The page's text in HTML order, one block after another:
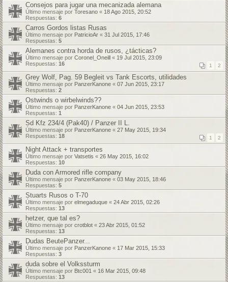
Consejos para jugar una mecanizada alemana
Último mensaje por Toresano « 18 Ago 2015, 20:52
Respuestas: 6
Carros Gordos listas Rusas
Último mensaje por PatricioAr « 31 Jul 2015, 17:46
Respuestas: 5
Alemanes contra horda de rusos, ¿tácticas?
Último mensaje por Coronel_Oneill « 19 Jul 2015, 23:09
Respuestas: 16 1 2
Grey Wolf, Pag. 59 Begleit vs Tank Escorts, utilidades
Último mensaje por PanzerKanone « 07 Jun 2015, 23:17
Respuestas: 2
Ostwinds o wirbelwinds??
Último mensaje por PanzerKanone « 04 Jun 2015, 23:53
Respuestas: 1
Sd Kfz 234/4 (Pak40) / Panzer II L.
Último mensaje por PanzerKanone « 27 May 2015, 19:34
Respuestas: 18 1 2
Night Attack + transportes
Último mensaje por Vatsetis « 26 May 2015, 16:02
Respuestas: 10
Duda con Armored rifle company
Último mensaje por PanzerKanone « 03 May 2015, 18:46
Respuestas: 5
Stuarts Rusos o T-70
Último mensaje por elmegaduque « 24 Abr 2015, 02:26
Respuestas: 13
hetzer, que tal es?
Último mensaje por crotblot « 23 Abr 2015, 01:52
Respuestas: 13
Dudas BeutePanzer...
Último mensaje por PanzerKanone « 17 Mar 2015, 15:33
Respuestas: 3
duda sobre el Volkssturm
Último mensaje por Btc001 « 16 Mar 2015, 09:48
Respuestas: 13